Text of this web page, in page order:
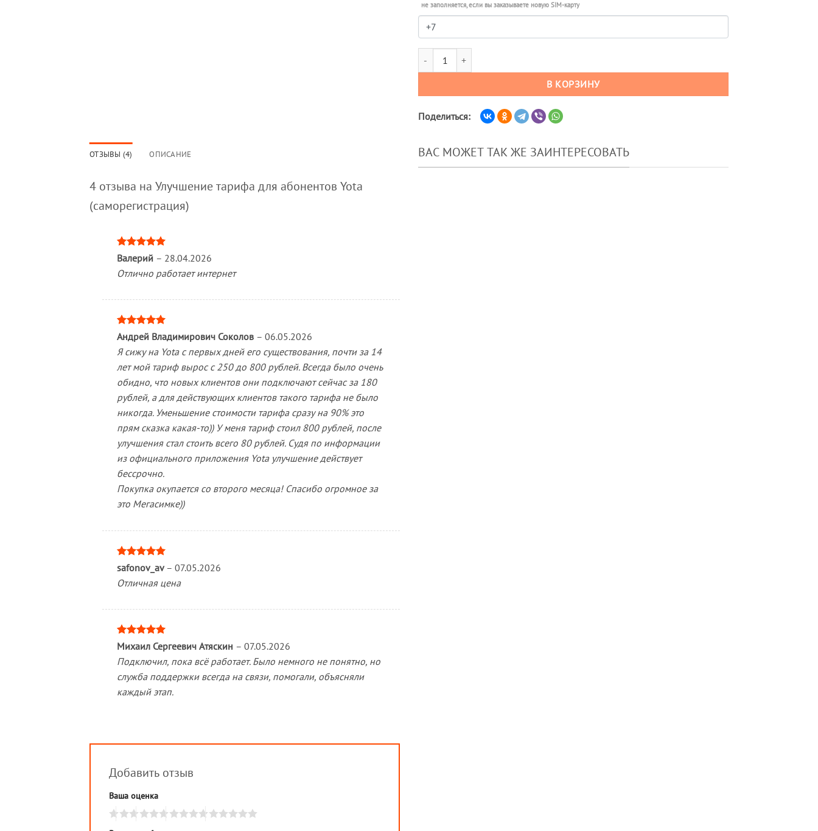
не заполняется, если вы заказываете новую SIM-карту
Количество товара Улучшение тарифа для абонентов Yota (саморегистрация)
В КОРЗИНУ
Поделиться:
ОТЗЫВЫ (4) ОПИСАНИЕ
4 отзыва на Улучшение тарифа для абонентов Yota
(саморегистрация)
Оценка5
Валерий – 28.04.2026
Отлично работает интернет
Оценка5
из 5
Андрей Владимирович Соколов – 06.05.2026
Я сижу на Yota с первых дней его существования, почти за 14
лет мой тариф вырос с 250 до 800 рублей. Всегда было очень
обидно, что новых клиентов они подключают сейчас за 180
рублей, а для действующих клиентов такого тарифа не было
никогда. Уменьшение стоимости тарифа сразу на 90% это
прям сказка какая-то)) У меня тариф стоил 800 рублей, после
улучшения стал стоить всего 80 рублей. Судя по информации
из официального приложения Yota улучшение действует
бессрочно.
Покупка окупается со второго месяца! Спасибо огромное за
это Мегасимке))
Оценка 5
safonov_av – 07.05.2026
Отличная цена
Оценка 5
Михаил Сергеевич Атяскин – 07.05.2026
Подключил, пока всë работает. Было немного не понятно, но
служба поддержки всегда на связи, помогали, объясняли
каждый этап.
Добавить отзыв
Ваша оценка
ВАС МОЖЕТ ТАК ЖЕ ЗАИНТЕРЕСОВАТЬ